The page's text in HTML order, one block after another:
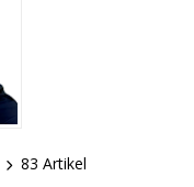
83 Artikel